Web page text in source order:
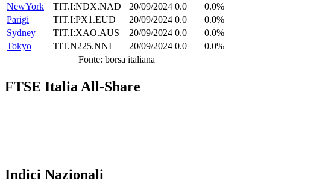
NewYork
TIT.I:NDX.NAD 20/09/2024 0.0
0.0%
Parigi
TIT.I:PX1.EUD 20/09/2024 0.0
0.0%
Sydney
TIT.I:XAO.AUS 20/09/2024 0.0
0.0%
Tokyo
TIT.N225.NNI 20/09/2024 0.0
0.0%
Fonte: borsa italiana
FTSE Italia All-Share
Indici Nazionali